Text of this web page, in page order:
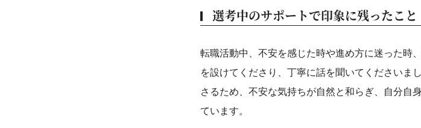
選考中のサポートで印象に残ったこと
転職活動中、不安を感じた時や進め方に迷った時
を設けてくださり、丁寧に話を聞いてくださいま
さるため、不安な気持ちが自然と和らぎ、自分自
ています。